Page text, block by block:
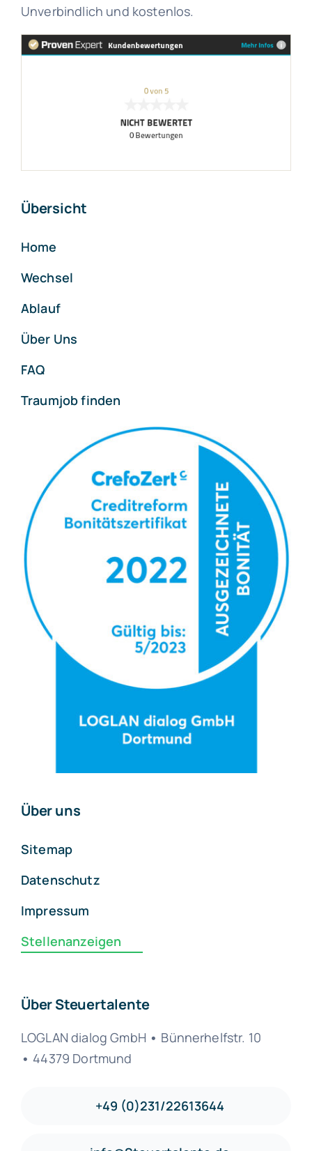
Unverbindlich und kostenlos.
Übersicht
Home
Wechsel
Ablauf
Über Uns
FAQ
Traumjob finden
Über uns
Sitemap
Datenschutz
Impressum
Stellenanzeigen
Über Steuertalente
LOGLAN dialog GmbH • Bünnerhelfstr. 10
• 44379 Dortmund
+49 (0)231/22613644